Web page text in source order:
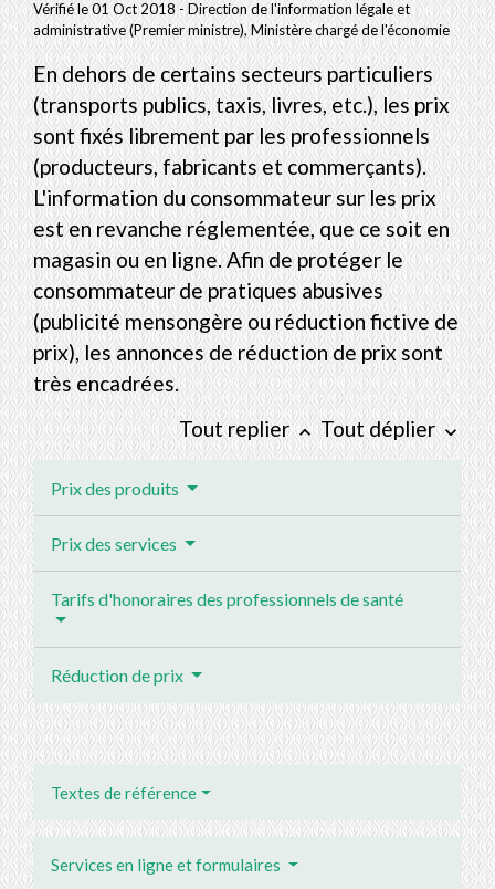
Vérifié le 01 Oct 2018 - Direction de l'information légale et
administrative (Premier ministre), Ministère chargé de l'économie
En dehors de certains secteurs particuliers
(transports publics, taxis, livres, etc.), les prix
sont fixés librement par les professionnels
(producteurs, fabricants et commerçants).
L'information du consommateur sur les prix
est en revanche réglementée, que ce soit en
magasin ou en ligne. Afin de protéger le
consommateur de pratiques abusives
(publicité mensongère ou réduction fictive de
prix), les annonces de réduction de prix sont
très encadrées.
Tout replier keyboard_arrow_up Tout déplierkeyboard_arrow_down
Prix des produits
Prix des services
Tarifs d'honoraires des professionnels de santé
Réduction de prix
Textes de référence
Services en ligne et formulaires